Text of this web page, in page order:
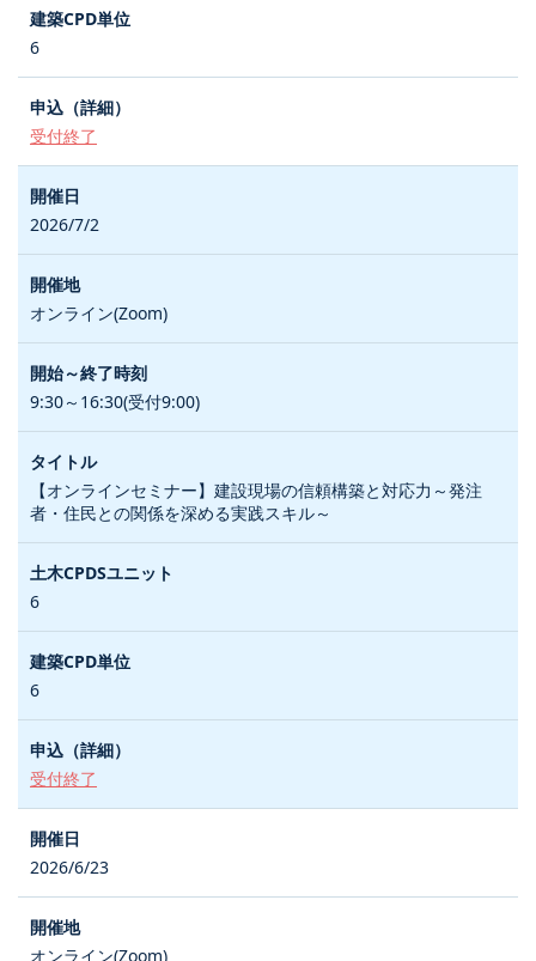
6
受付終了
2026/7/2
オンライン(Zoom)
9:30～16:30(受付9:00)
【オンラインセミナー】建設現場の信頼構築と対応力～発注
者・住民との関係を深める実践スキル～
6
6
受付終了
2026/6/23
オンライン(Zoom)